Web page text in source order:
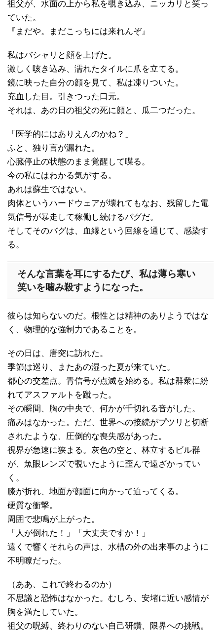
祖父が、水面の上から私を覗き込み、ニッカリと笑っ
ていた。
『まだや。まだこっちには来れんぞ』
私はバシャリと顔を上げた。
激しく咳き込み、濡れたタイルに爪を立てる。
鏡に映った自分の顔を見て、私は凍りついた。
充血した目。引きつった口元。
それは、あの日の祖父の死に顔と、瓜二つだった。
「医学的にはありえんのかね？」
ふと、独り言が漏れた。
心臓停止の状態のまま覚醒して喋る。
今の私にはわかる気がする。
あれは蘇生ではない。
肉体というハードウェアが壊れてもなお、残留した電
気信号が暴走して稼働し続けるバグだ。
そしてそのバグは、血縁という回線を通じて、感染す
る。
そんな言葉を耳にするたび、私は薄ら寒い
笑いを噛み殺すようになった。
彼らは知らないのだ。根性とは精神のありようではな
く、物理的な強制力であることを。
その日は、唐突に訪れた。
季節は巡り、またあの湿った夏が来ていた。
都心の交差点。青信号が点滅を始める。私は群衆に紛
れてアスファルトを蹴った。
その瞬間、胸の中央で、何かが千切れる音がした。
痛みはなかった。ただ、世界への接続がプツリと切断
されたような、圧倒的な喪失感があった。
視界が急速に狭まる。灰色の空と、林立するビル群
が、魚眼レンズで覗いたように歪んで遠ざかってい
く。
膝が折れ、地面が顔面に向かって迫ってくる。
硬質な衝撃。
周囲で悲鳴が上がった。
「人が倒れた！」「大丈夫ですか！」
遠くで響くそれらの声は、水槽の外の出来事のように
不明瞭だった。
（ああ、これで終わるのか）
不思議と恐怖はなかった。むしろ、安堵に近い感情が
胸を満たしていた。
祖父の呪縛、終わりのない自己研鑽、限界への挑戦。